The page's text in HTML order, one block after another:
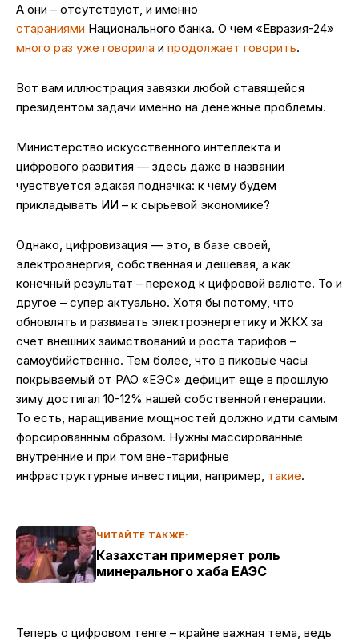
А они – отсутствуют, и именно
стараниями Национального банка. О чем «Евразия-24»
много раз уже говорила и продолжает говорить.
Вот вам иллюстрация завязки любой ставящейся
президентом задачи именно на денежные проблемы.
Министерство искусственного интеллекта и
цифрового развития — здесь даже в названии
чувствуется эдакая подначка: к чему будем
прикладывать ИИ – к сырьевой экономике?
Однако, цифровизация — это, в базе своей,
электроэнергия, собственная и дешевая, а как
конечный результат – переход к цифровой валюте. То и
другое – супер актуально. Хотя бы потому, что
обновлять и развивать электроэнергетику и ЖКХ за
счет внешних заимствований и роста тарифов –
самоубийственно. Тем более, что в пиковые часы
покрываемый от РАО «ЕЭС» дефицит еще в прошлую
зиму достигал 10-12% нашей собственной генерации.
То есть, наращивание мощностей должно идти самым
форсированным образом. Нужны массированные
внутренние и при том вне-тарифные
инфраструктурные инвестиции, например, такие.
ЧИТАЙТЕ ТАКЖЕ:
Казахстан примеряет роль
минерального хаба ЕАЭС
Теперь о цифровом тенге – крайне важная тема, ведь